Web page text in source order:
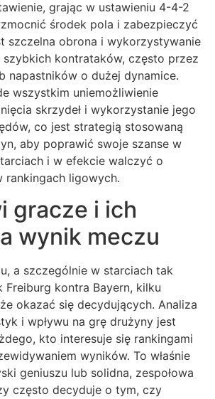
grając w ustawieniu 4-4-2
środek pola i zabezpieczyć
szczelna obrona i wykorzystywanie
kontrataków, często przez
napastników o dużej dynamice.
wszystkim uniemożliwienie
skrzydeł i wykorzystanie jego
co jest strategią stosowaną
aby poprawić swoje szanse w
i w efekcie walczyć o
rankingach ligowych.
gracze i ich
wynik meczu
a szczególnie w starciach tak
Freiburg kontra Bayern, kilku
okazać się decydujących. Analiza
i wpływu na grę drużyny jest
kto interesuje się rankingami
wyników. To właśnie
geniuszu lub solidna, zespołowa
często decyduje o tym, czy